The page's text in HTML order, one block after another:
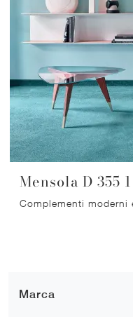
Marca
Mensola D 355 1